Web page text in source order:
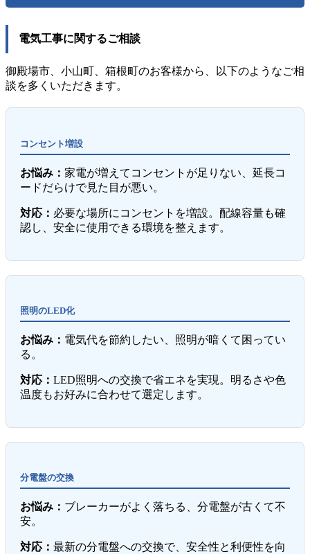
電気工事に関するご相談
御殿場市、小山町、箱根町のお客様から、以下のようなご相
談を多くいただきます。
コンセント増設
お悩み： 家電が増えてコンセントが足りない、延長コ
ードだらけで見た目が悪い。
対応： 必要な場所にコンセントを増設。配線容量も確
認し、安全に使用できる環境を整えます。
照明のLED化
お悩み： 電気代を節約したい、照明が暗くて困ってい
る。
対応： LED照明への交換で省エネを実現。明るさや色
温度もお好みに合わせて選定します。
分電盤の交換
お悩み： ブレーカーがよく落ちる、分電盤が古くて不
安。
対応： 最新の分電盤への交換で、安全性と利便性を向